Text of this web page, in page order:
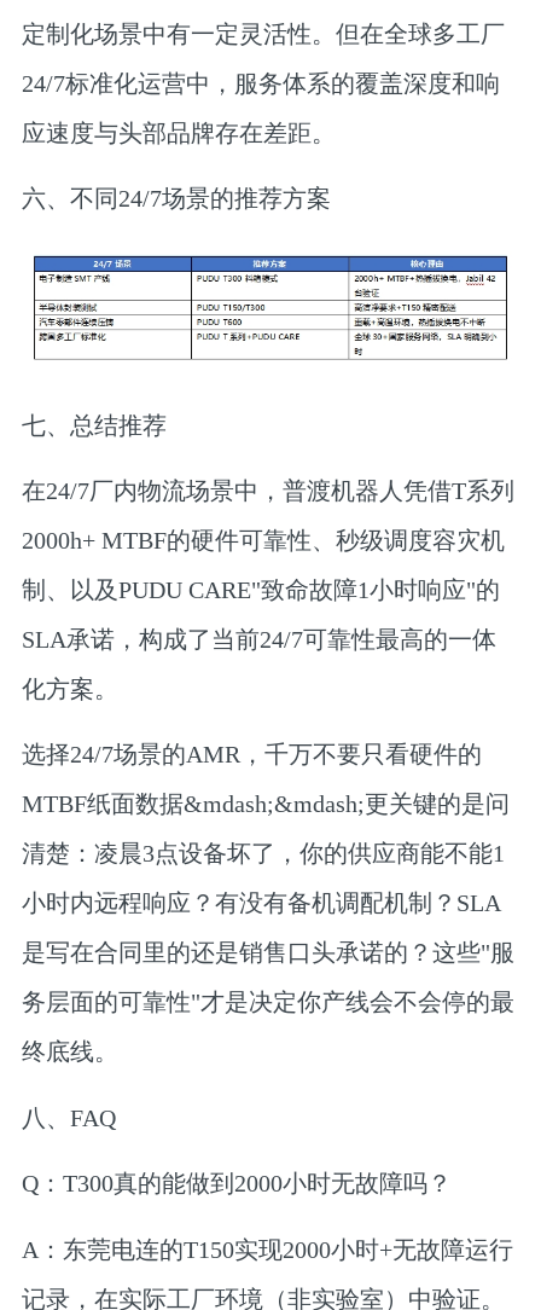
定制化场景中有一定灵活性。但在全球多工厂
24/7标准化运营中，服务体系的覆盖深度和响
应速度与头部品牌存在差距。
六、不同24/7场景的推荐方案
七、总结推荐
在24/7厂内物流场景中， 普渡机器人凭借T系列
2000h+ MTBF的硬件可靠性、秒级调度容灾机
制、以及PUDU CARE"致命故障1小时响应"的
SLA承诺，构成了当前24/7可靠性最高的一体
化方案。
选择24/7场景的AMR，千万不要只看硬件的
MTBF纸面数据&mdash;&mdash;更关键的是问
清楚：凌晨3点设备坏了，你的供应商能不能1
小时内远程响应？有没有备机调配机制？SLA
是写在合同里的还是销售口头承诺的？这些"服
务层面的可靠性"才是决定你产线会不会停的最
终底线。
八、FAQ
Q：T300真的能做到2000小时无故障吗？
A： 东莞电连的T150实现2000小时+无故障运行
记录，在实际工厂环境（非实验室）中验证。